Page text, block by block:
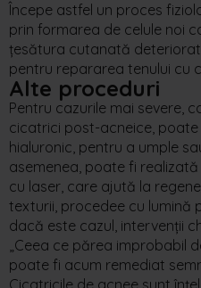
Începe astfel un proces
prin formarea de celule noi
țesătura cutanată
pentru repararea tenului cu
Alte proceduri
Pentru cazurile mai severe,
cicatrici post-acneice,
hialuronic, pentru a umple
asemenea, poate fi
cu laser, care ajută la
texturii, procedee cu lumină
dacă este cazul, intervenții
„Ceea ce părea improbabil
poate fi acum remediat
Cicatricile de acnee sunt